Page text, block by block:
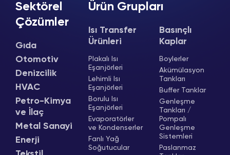
Sektörel
Çözümler
Gıda
Otomotiv
Denizcilik
HVAC
Petro-Kimya
ve İlaç
Metal Sanayi
Enerji
Ürün Grupları
Isı Transfer
Ürünleri
Plakalı Isı
Eşanjörleri
Lehimli Isı
Eşanjörleri
Borulu Isı
Eşanjörleri
Evaporatörler
ve Kondenserler
Fanlı Yağ
Soğutucular
Basınçlı
Kaplar
Boylerler
Akümülasyon
Tankları
Buffer Tanklar
Genleşme
Tankları /
Pompalı
Genleşme
Sistemleri
Paslanmaz